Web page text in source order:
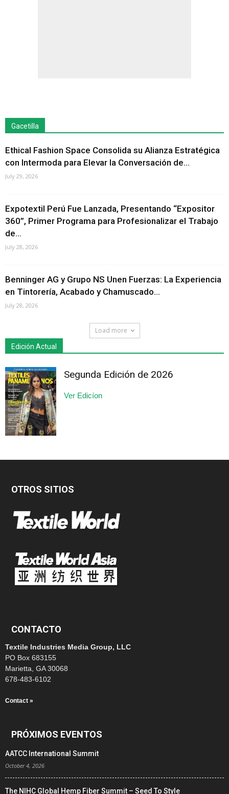
Gacetilla
Ethical Fashion Space Consolida su Alianza Estratégica
con Intermoda para Elevar la Conversación de...
July 29, 2026
Expotextil Perú Fue Lanzada, Presentando “Expositor
360”, Primer Programa para Profesionalizar el Trabajo
de...
July 28, 2026
Benninger AG y Grupo NS Unen Fuerzas: La Experiencia
en Tintorería, Acabado y Chamuscado...
July 28, 2026
Load more
Edición Actual
Segunda Edición de 2026
Ver Edicíon
OTROS SITIOS
CONTACTO
Textile Industries Media Group, LLC
PO Box 683155
Marietta, GA 30068
678-483-6102
Contact »
PRÓXIMOS EVENTOS
AATCC International Summit
October 4, 2026
The NIHC Global Hemp Fiber Summit – Seed To Style